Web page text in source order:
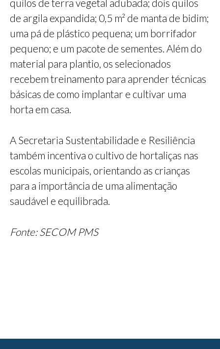
quilos de terra vegetal adubada; dois quilos
de argila expandida; 0,5 m² de manta de bidim;
uma pá de plástico pequena; um borrifador
pequeno; e um pacote de sementes. Além do
material para plantio, os selecionados
recebem treinamento para aprender técnicas
básicas de como implantar e cultivar uma
horta em casa.
A Secretaria Sustentabilidade e Resiliência
também incentiva o cultivo de hortaliças nas
escolas municipais, orientando as crianças
para a importância de uma alimentação
saudável e equilibrada.
Fonte: SECOM PMS